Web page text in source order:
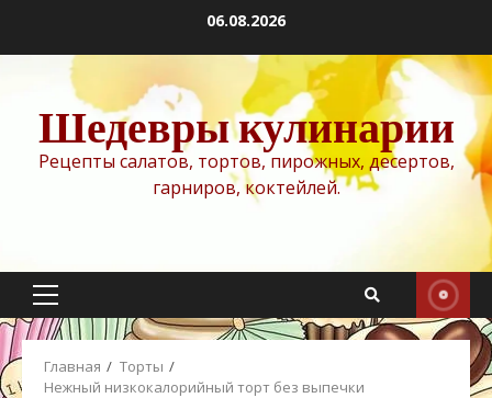
содержимому
06.08.2026
Шедевры кулинарии
Рецепты салатов, тортов, пирожных, десертов,
гарниров, коктейлей.
Основное
меню
Главная
Торты
Нежный низкокалорийный торт без выпечки